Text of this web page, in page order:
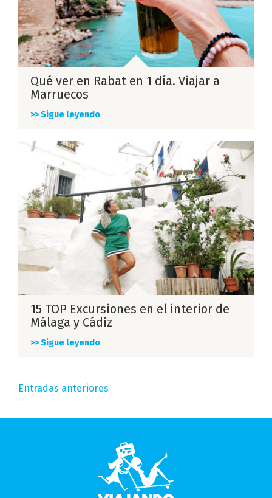
Qué ver en Rabat en 1 día. Viajar a
Marruecos
>> Sigue leyendo
15 TOP Excursiones en el interior de
Málaga y Cádiz
>> Sigue leyendo
Navegación
de
Entradas anteriores